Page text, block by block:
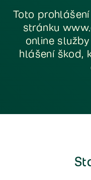
Toto
stránku
online
hlášení škod,